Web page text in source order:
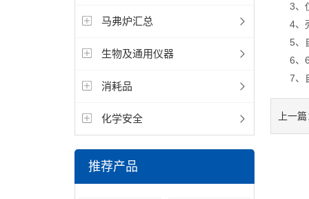
马弗炉汇总
生物及通用仪器
消耗品
化学安全
推荐产品
3、仪
4、壳
5、自
6、6
7、自
上一